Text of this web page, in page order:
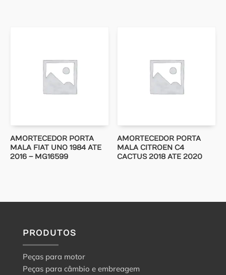
AMORTECEDOR PORTA
MALA FIAT UNO 1984 ATE
2016 – MG16599
AMORTECEDOR PORTA
MALA CITROEN C4
CACTUS 2018 ATE 2020
PRODUTOS
Peças para motor
Peças para câmbio e embreagem